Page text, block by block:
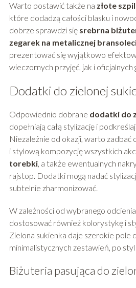
Warto postawić także na złote
które dodadzą całości blasku i
dobrze sprawdzi się srebrna
zegarek na metalicznej
prezentować się wyjątkowo
wieczornych przyjęć, jak i oficjalnych
Dodatki do zielonej
Odpowiednio dobrane dodatki do
dopełniają całą stylizację i
Niezależnie od okazji, warto zadbać
i stylową kompozycję wszystkich
torebki, a także ewentualnych
rajstop. Dodatki mogą nadać
subtelnie zharmonizować.
W zależności od wybranego
dostosować również kolorystykę i
Zielona sukienka daje szerokie pole
minimalistycznych zestawień, po
Biżuteria pasująca do